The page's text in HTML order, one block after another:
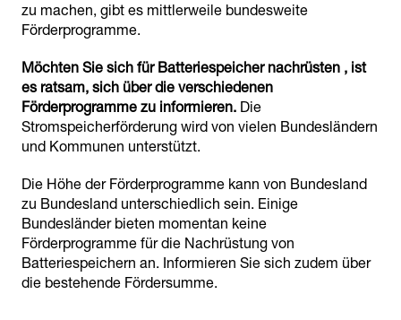
zu machen, gibt es mittlerweile bundesweite
Förderprogramme.
Möchten Sie sich für Batteriespeicher nachrüsten , ist
es ratsam, sich über die verschiedenen
Förderprogramme zu informieren. Die
Stromspeicherförderung wird von vielen Bundesländern
und Kommunen unterstützt.
Die Höhe der Förderprogramme kann von Bundesland
zu Bundesland unterschiedlich sein. Einige
Bundesländer bieten momentan keine
Förderprogramme für die Nachrüstung von
Batteriespeichern an. Informieren Sie sich zudem über
die bestehende Fördersumme.